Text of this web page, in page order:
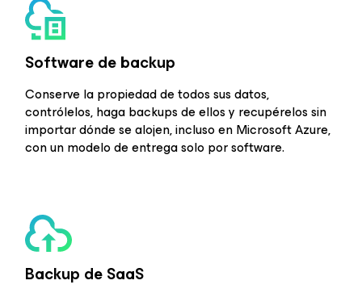
Software de backup
Conserve la propiedad de todos sus datos,
contrólelos, haga backups de ellos y recupérelos sin
importar dónde se alojen, incluso en Microsoft Azure,
con un modelo de entrega solo por software.
Backup de SaaS